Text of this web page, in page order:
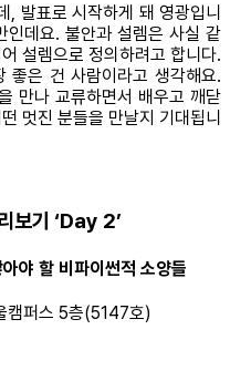
, 발표로 시작하게 돼 영광입니
인데요. 불안과 설렘은 사실 같
설렘으로 정의하려고 합니다.
좋은 건 사람이라고 생각해요.
만나 교류하면서 배우고 깨닫
멋진 분들을 만날지 기대됩니
보기 ‘Day 2’
야 할 비파이썬적 소양들
캠퍼스 5층(5147호)